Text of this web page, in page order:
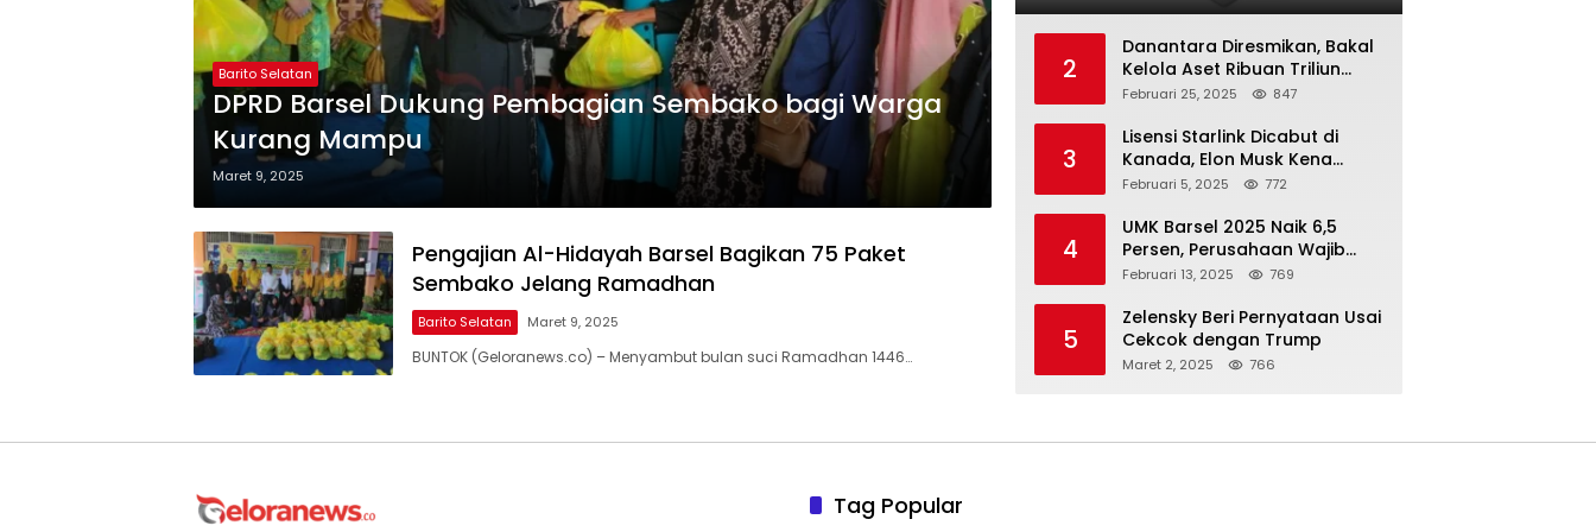
Barito Selatan
DPRD Barsel Dukung Pembagian Sembako bagi Warga
Kurang Mampu
Maret 9, 2025
Pengajian Al-Hidayah Barsel Bagikan 75 Paket
Sembako Jelang Ramadhan
Barito Selatan Maret 9, 2025
BUNTOK (Geloranews.co) – Menyambut bulan suci Ramadhan 1446…
2
Danantara Diresmikan, Bakal
Kelola Aset Ribuan Triliun
Rupiah dari 7 BUMN
Februari 25, 2025 847
3
Lisensi Starlink Dicabut di
Kanada, Elon Musk Kena
Imbas ‘Perang Dagang’
Februari 5, 2025 772
4
UMK Barsel 2025 Naik 6,5
Persen, Perusahaan Wajib
Taat
Februari 13, 2025 769
5
Zelensky Beri Pernyataan Usai
Cekcok dengan Trump
Maret 2, 2025 766
Tag Popular